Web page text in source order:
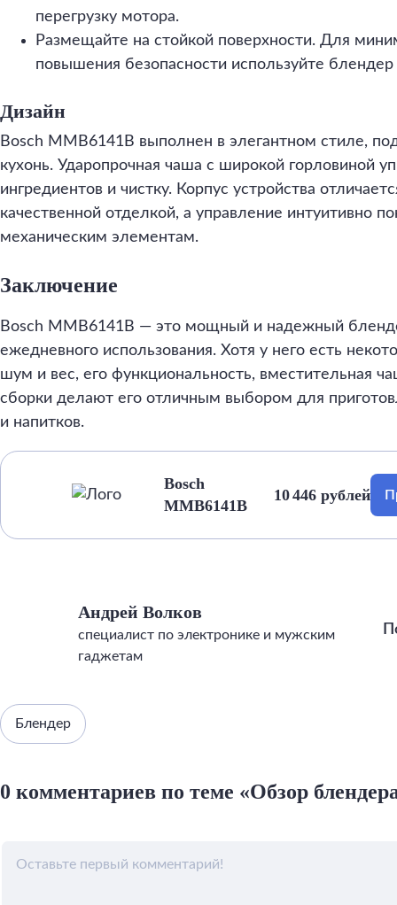
перегрузку мотора.
Размещайте на стойкой поверхности. Для
повышения безопасности используйте блендер
Дизайн
Bosch MMB6141B выполнен в элегантном стиле,
кухонь. Ударопрочная чаша с широкой горловиной
ингредиентов и чистку. Корпус устройства
качественной отделкой, а управление интуитивно
механическим элементам.
Заключение
Bosch MMB6141B — это мощный и надежный
ежедневного использования. Хотя у него есть
шум и вес, его функциональность, вместительная
сборки делают его отличным выбором для
и напитков.
Bosch
MMB6141B
10 446 рублей
Андрей Волков
специалист по электронике и мужским
гаджетам
Блендер
0 комментариев по теме «Обзор